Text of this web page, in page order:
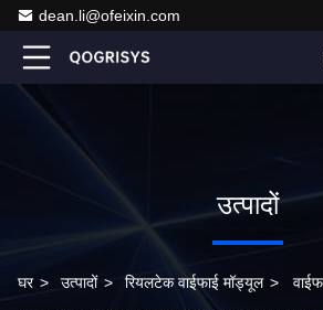
dean.li@ofeixin.com
उत्पादों
घर > उत्पादों > रियलटेक वाईफाई मॉड्यूल >